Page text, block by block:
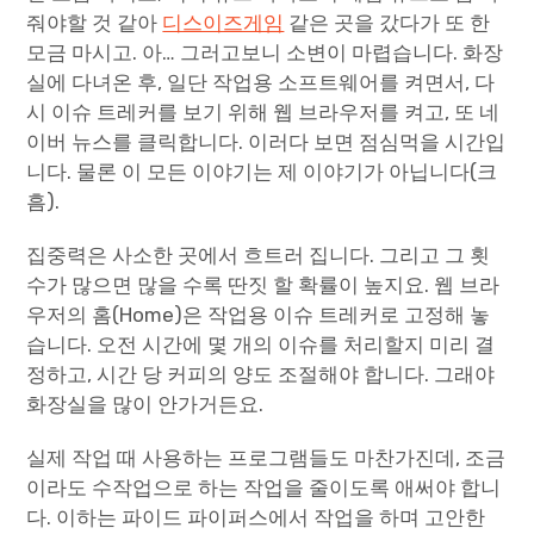
줘야할 것 같아 디스이즈게임 같은 곳을 갔다가 또 한
모금 마시고. 아… 그러고보니 소변이 마렵습니다. 화장
실에 다녀온 후, 일단 작업용 소프트웨어를 켜면서, 다
시 이슈 트레커를 보기 위해 웹 브라우저를 켜고, 또 네
이버 뉴스를 클릭합니다. 이러다 보면 점심먹을 시간입
니다. 물론 이 모든 이야기는 제 이야기가 아닙니다(크
흠).
집중력은 사소한 곳에서 흐트러 집니다. 그리고 그 횟
수가 많으면 많을 수록 딴짓 할 확률이 높지요. 웹 브라
우저의 홈(Home)은 작업용 이슈 트레커로 고정해 놓
습니다. 오전 시간에 몇 개의 이슈를 처리할지 미리 결
정하고, 시간 당 커피의 양도 조절해야 합니다. 그래야
화장실을 많이 안가거든요.
실제 작업 때 사용하는 프로그램들도 마찬가진데, 조금
이라도 수작업으로 하는 작업을 줄이도록 애써야 합니
다. 이하는 파이드 파이퍼스에서 작업을 하며 고안한